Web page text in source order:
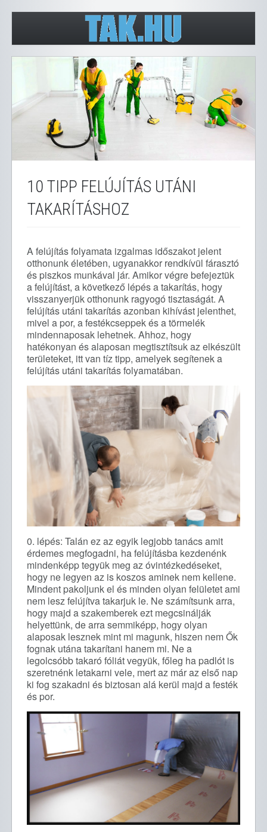
10 TIPP FELÚJÍTÁS UTÁNI
TAKARÍTÁSHOZ
A felújítás folyamata izgalmas időszakot jelent
otthonunk életében, ugyanakkor rendkívül fárasztó
és piszkos munkával jár. Amikor végre befejeztük
a felújítást, a következő lépés a takarítás, hogy
visszanyerjük otthonunk ragyogó tisztaságát. A
felújítás utáni takarítás azonban kihívást jelenthet,
mivel a por, a festékcseppek és a törmelék
mindennaposak lehetnek. Ahhoz, hogy
hatékonyan és alaposan megtisztítsuk az elkészült
területeket, itt van tíz tipp, amelyek segítenek a
felújítás utáni takarítás folyamatában.
0. lépés: Talán ez az egyik legjobb tanács amit
érdemes megfogadni, ha felújításba kezdenénk
mindenképp tegyük meg az óvintézkedéseket,
hogy ne legyen az is koszos aminek nem kellene.
Mindent pakoljunk el és minden olyan felületet ami
nem lesz felújítva takarjuk le. Ne számítsunk arra,
hogy majd a szakemberek ezt megcsinálják
helyettünk, de arra semmiképp, hogy olyan
alaposak lesznek mint mi magunk, hiszen nem Ők
fognak utána takarítani hanem mi. Ne a
legolcsóbb takaró fóliát vegyük, főleg ha padlót is
szeretnénk letakarni vele, mert az már az első nap
ki fog szakadni és biztosan alá kerül majd a festék
és por.